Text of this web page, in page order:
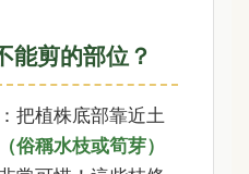
能剪的部位？
把植株底部靠近土
俗稱水枝或筍芽）